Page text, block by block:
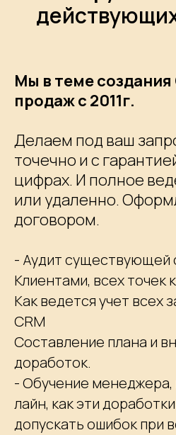
Мы в теме
продаж с 2011г.
Делаем под ваш
точечно и с
цифрах. И полное
или удаленно.
договором.
- Аудит существующей
Клиентами, всех точек
Как ведется учет всех
CRM
Составление плана и
доработок.
- Обучение
лайн, как эти
допускать ошибок при